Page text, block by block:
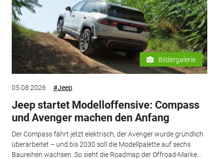
Bildergalerie
05.08.2026 #Jeep
Jeep startet Modelloffensive: Compass
und Avenger machen den Anfang
Der Compass fährt jetzt elektrisch, der Avenger wurde gründlich
überarbeitet – und bis 2030 soll die Modellpalette auf sechs
Baureihen wachsen. So sieht die Roadmap der Offroad-Marke...